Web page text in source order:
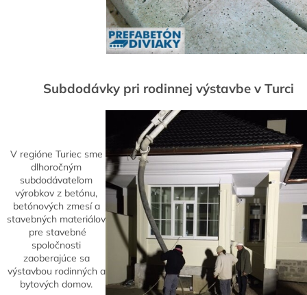
Subdodávky pri rodinnej výstavbe v Turci
V regióne Turiec sme
dlhoročným
subdodávateľom
výrobkov z betónu,
betónových zmesí a
stavebných materiálov
pre stavebné
spoločnosti
zaoberajúce sa
výstavbou rodinných a
bytových domov.